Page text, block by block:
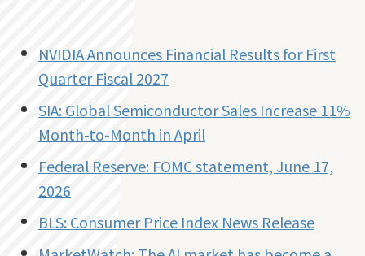
NVIDIA Announces Financial Results for First
Quarter Fiscal 2027
SIA: Global Semiconductor Sales Increase 11%
Month-to-Month in April
Federal Reserve: FOMC statement, June 17,
2026
BLS: Consumer Price Index News Release